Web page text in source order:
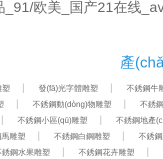
欧美_国产21在线
產
塑 發(fā)光字體雕塑 不銹鋼牛
不銹鋼動(dòng)物雕塑 不銹
不銹鋼小區(qū)雕塑 不銹鋼地產
雕塑 不銹鋼白鋼雕塑 不銹
銹鋼水果雕塑 不銹鋼花卉雕塑